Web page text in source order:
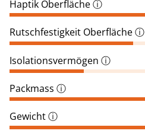
Haptik Oberflächeⓘ
Rutschfestigkeit Oberflächeⓘ
Isolationsvermögen ⓘ
Packmass ⓘ
Gewichtⓘ